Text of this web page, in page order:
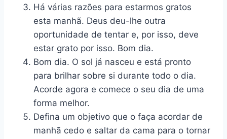
Há várias razões para estarmos gratos
esta manhã. Deus deu-lhe outra
oportunidade de tentar e, por isso, deve
estar grato por isso. Bom dia.
Bom dia. O sol já nasceu e está pronto
para brilhar sobre si durante todo o dia.
Acorde agora e comece o seu dia de uma
forma melhor.
Defina um objetivo que o faça acordar de
manhã cedo e saltar da cama para o tornar